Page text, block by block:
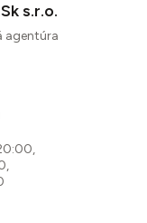
s.r.o.
agentúra